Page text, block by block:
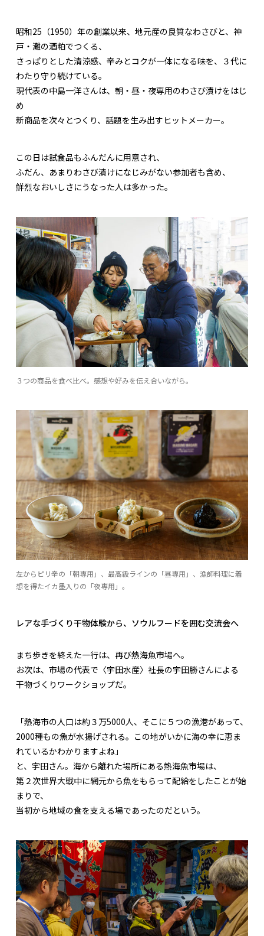
昭和25（1950）年の創業以来、地元産の良質なわさびと、神
戸・灘の酒粕でつくる、
さっぱりとした清涼感、辛みとコクが一体になる味を、３代に
わたり守り続けている。
現代表の中島一洋さんは、朝・昼・夜専用のわさび漬けをはじ
め
新商品を次々とつくり、話題を生み出すヒットメーカー。
この日は試食品もふんだんに用意され、
ふだん、あまりわさび漬けになじみがない参加者も含め、
鮮烈なおいしさにうなった人は多かった。
３つの商品を食べ比べ。感想や好みを伝え合いながら。
左からピリ辛の「朝専用」、最高級ラインの「昼専用」、漁師料理に着
想を得たイカ墨入りの「夜専用」。
レアな手づくり干物体験から、ソウルフードを囲む交流会へ
まち歩きを終えた一行は、再び熱海魚市場へ。
お次は、市場の代表で〈宇田水産〉社長の宇田勝さんによる
干物づくりワークショップだ。
「熱海市の人口は約３万5000人、そこに５つの漁港があって、
2000種もの魚が水揚げされる。この地がいかに海の幸に恵ま
れているかわかりますよね」
と、宇田さん。海から離れた場所にある熱海魚市場は、
第２次世界大戦中に網元から魚をもらって配給をしたことが始
まりで、
当初から地域の食を支える場であったのだという。